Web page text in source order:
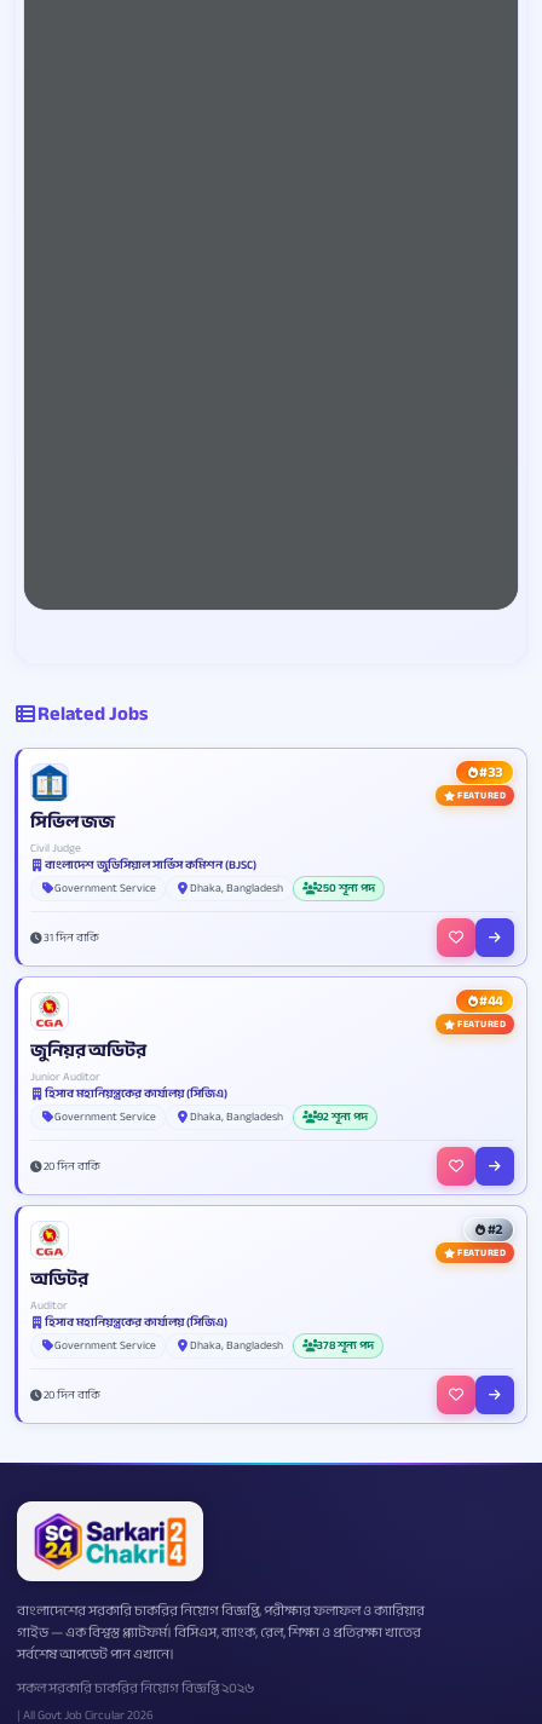
Related Jobs
#33
FEATURED
সিভিল জজ
Civil Judge
বাংলাদেশ জুডিসিয়াল সার্ভিস কমিশন (BJSC)
Government Service
Dhaka, Bangladesh 250 শূন্য পদ
31 দিন বাকি
#44
FEATURED
জুনিয়র অডিটর
Junior Auditor
হিসাব মহানিয়ন্ত্রকের কার্যালয় (সিজিএ)
Government Service
Dhaka, Bangladesh 92 শূন্য পদ
20 দিন বাকি
#2
FEATURED
অডিটর
Auditor
হিসাব মহানিয়ন্ত্রকের কার্যালয় (সিজিএ)
Government Service
Dhaka, Bangladesh 378 শূন্য পদ
20 দিন বাকি
বাংলাদেশের সরকারি চাকরির নিয়োগ বিজ্ঞপ্তি, পরীক্ষার ফলাফল ও ক্যারিয়ার
গাইড — এক বিশ্বস্ত প্ল্যাটফর্ম। বিসিএস, ব্যাংক, রেল, শিক্ষা ও প্রতিরক্ষা খাতের
সর্বশেষ আপডেট পান এখানে।
সকল সরকারি চাকরির নিয়োগ বিজ্ঞপ্তি ২০২৬
| All Govt Job Circular 2026